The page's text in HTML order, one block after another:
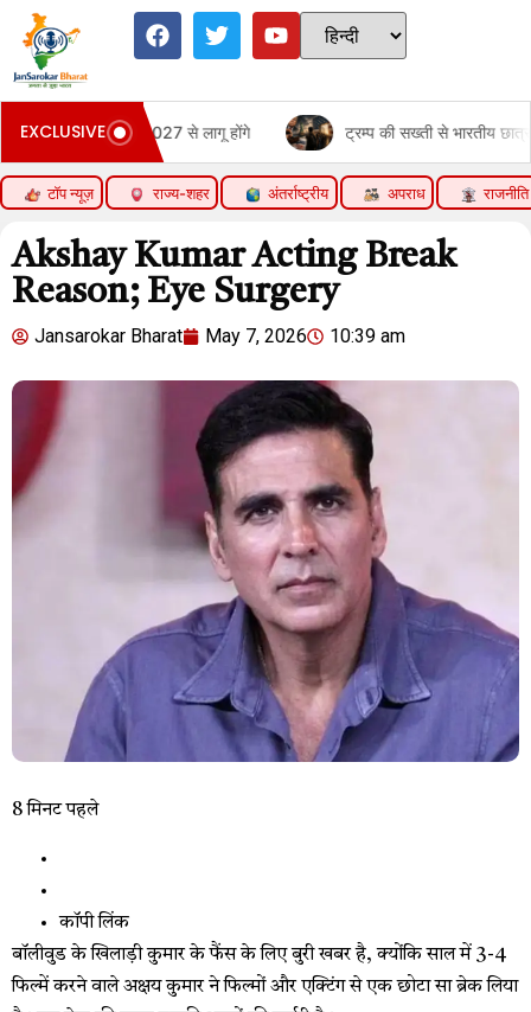
EXCLUSIVE
2027 से लागू होंगे ट्रम्प की सख्ती से भारतीय छात्रों का अमेरिका जाना
टॉप न्यूज़ राज्य-शहर अंतर्राष्ट्रीय अपराध राजनीति
Akshay Kumar Acting Break
Reason; Eye Surgery
Jansarokar Bharat May 7, 2026 10:39 am
8 मिनट पहले
कॉपी लिंक
बॉलीवुड के खिलाड़ी कुमार के फैंस के लिए बुरी खबर है, क्योंकि साल में 3-4
फिल्में करने वाले अक्षय कुमार ने फिल्मों और एक्टिंग से एक छोटा सा ब्रेक लिया